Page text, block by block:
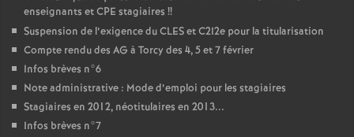
enseignants etCPE stagiaires !!
Suspension de l’exigence duCLESet C2I2e pour la titularisation
Compte rendu des AG à Torcy des 4, 5 et 7 février
Infos brèves n°6
Note administrative : Mode d’emploi pour les stagiaires
Stagiaires en 2012, néotitulaires en 2013...
Infos brèves n°7